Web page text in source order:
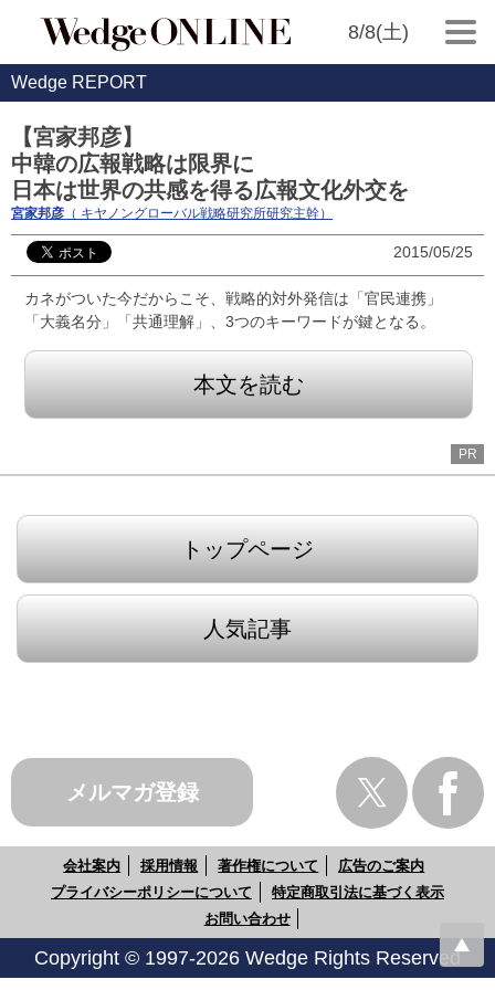
8/8(土)
Wedge REPORT
【宮家邦彦】
中韓の広報戦略は限界に
日本は世界の共感を得る広報文化外交を
宮家邦彦 （ キヤノングローバル戦略研究所研究主幹）
2015/05/25
カネがついた今だからこそ、戦略的対外発信は「官民連携」
「大義名分」「共通理解」、3つのキーワードが鍵となる。
本文を読む
PR
トップページ
人気記事
メルマガ登録
会社案内 採用情報 著作権について
広告のご案内
プライバシーポリシーについて
特定商取引法に基づく表示
お問い合わせ
Copyright © 1997-2026 Wedge Rights Reserved